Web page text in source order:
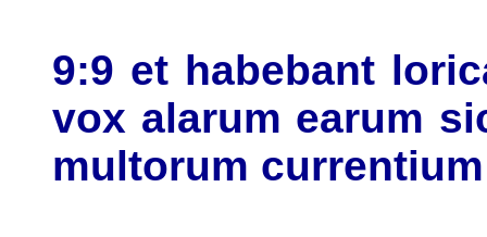
9:9 et habebant
vox alarum earum
multorum